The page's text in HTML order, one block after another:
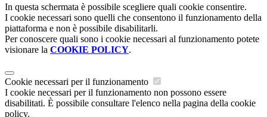
In questa schermata è possibile scegliere quali cookie consentire.
I cookie necessari sono quelli che consentono il funzionamento della
piattaforma e non è possibile disabilitarli.
Per conoscere quali sono i cookie necessari al funzionamento potete
visionare la COOKIE POLICY.
Cookie necessari per il funzionamento
I cookie necessari per il funzionamento non possono essere
disabilitati. È possibile consultare l'elenco nella pagina della cookie
policy.